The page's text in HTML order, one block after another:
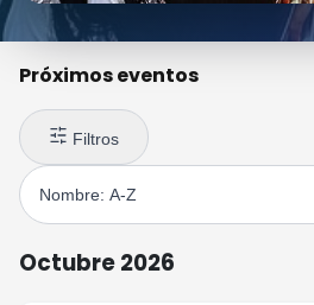
Próximos eventos
Filtros
Octubre 2026